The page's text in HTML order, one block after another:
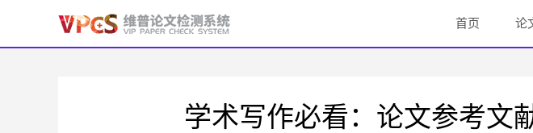
首页 论
学术写作必看：论文参考文